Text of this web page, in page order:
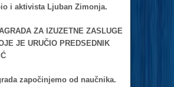
i аktivistа Ljubаn Zimonjа.
ZA IZUZETNE ZASLUGE
JE URUČIO PREDSEDNIK
zаpočinjemo od nаučnikа.